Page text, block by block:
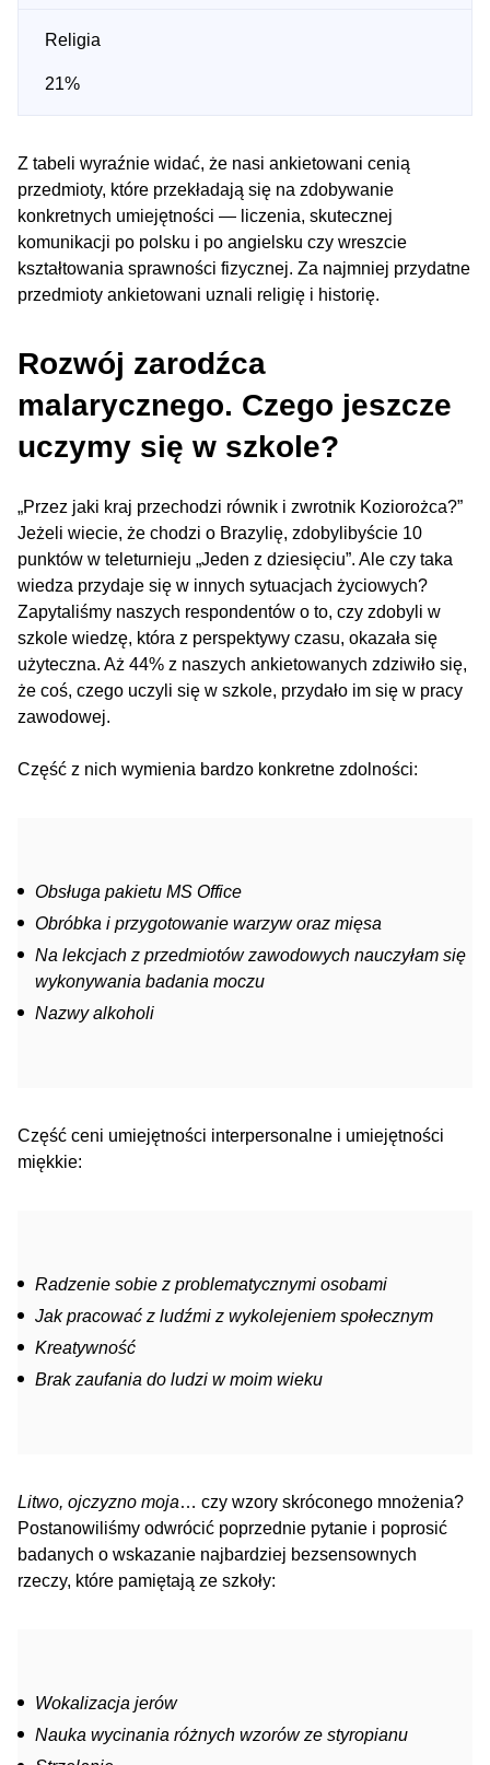
Religia
21%
Z tabeli wyraźnie widać, że nasi ankietowani cenią
przedmioty, które przekładają się na zdobywanie
konkretnych umiejętności — liczenia, skutecznej
komunikacji po polsku i po angielsku czy wreszcie
kształtowania sprawności fizycznej. Za najmniej przydatne
przedmioty ankietowani uznali religię i historię.
Rozwój zarodźca
malarycznego. Czego jeszcze
uczymy się w szkole?
„Przez jaki kraj przechodzi równik i zwrotnik Koziorożca?”
Jeżeli wiecie, że chodzi o Brazylię, zdobylibyście 10
punktów w teleturnieju „Jeden z dziesięciu”. Ale czy taka
wiedza przydaje się w innych sytuacjach życiowych?
Zapytaliśmy naszych respondentów o to, czy zdobyli w
szkole wiedzę, która z perspektywy czasu, okazała się
użyteczna. Aż 44% z naszych ankietowanych zdziwiło się,
że coś, czego uczyli się w szkole, przydało im się w pracy
zawodowej.
Część z nich wymienia bardzo konkretne zdolności:
Obsługa pakietu MS Office
Obróbka i przygotowanie warzyw oraz mięsa
Na lekcjach z przedmiotów zawodowych nauczyłam się
wykonywania badania moczu
Nazwy alkoholi
Część ceni umiejętności interpersonalne i umiejętności
miękkie:
Radzenie sobie z problematycznymi osobami
Jak pracować z ludźmi z wykolejeniem społecznym
Kreatywność
Brak zaufania do ludzi w moim wieku
Litwo, ojczyzno moja… czy wzory skróconego mnożenia?
Postanowiliśmy odwrócić poprzednie pytanie i poprosić
badanych o wskazanie najbardziej bezsensownych
rzeczy, które pamiętają ze szkoły:
Wokalizacja jerów
Nauka wycinania różnych wzorów ze styropianu